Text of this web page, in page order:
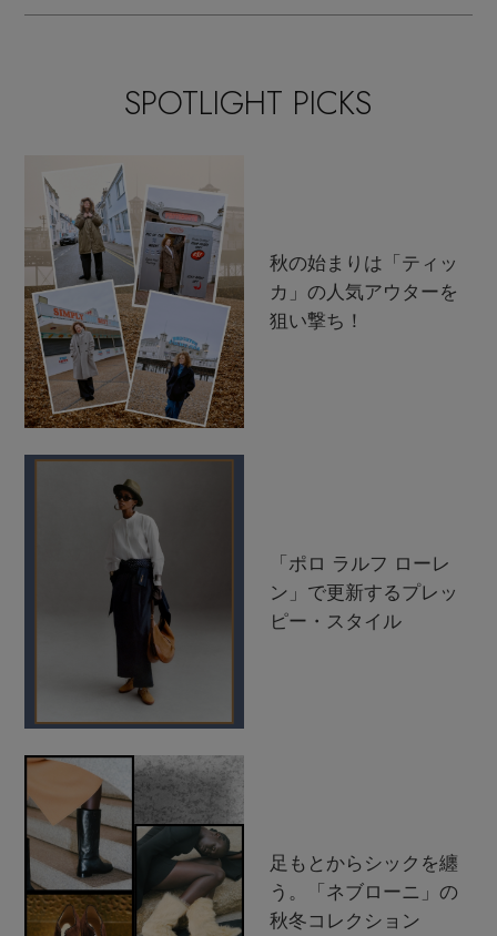
SPOTLIGHT PICKS
秋の始まりは「ティッ
カ」の人気アウターを
狙い撃ち！
「ポロ ラルフ ローレ
ン」で更新するプレッ
ピー・スタイル
足もとからシックを纏
う。「ネブローニ」の
秋冬コレクション